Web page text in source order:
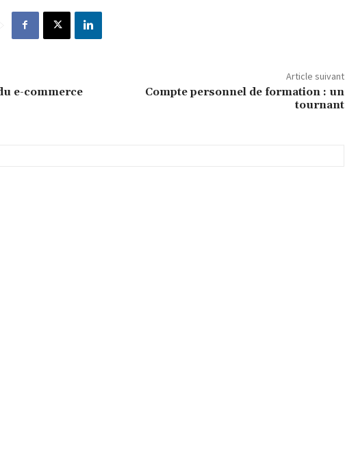
e-commerce
Article suivant
Compte personnel de formation : un
tournant